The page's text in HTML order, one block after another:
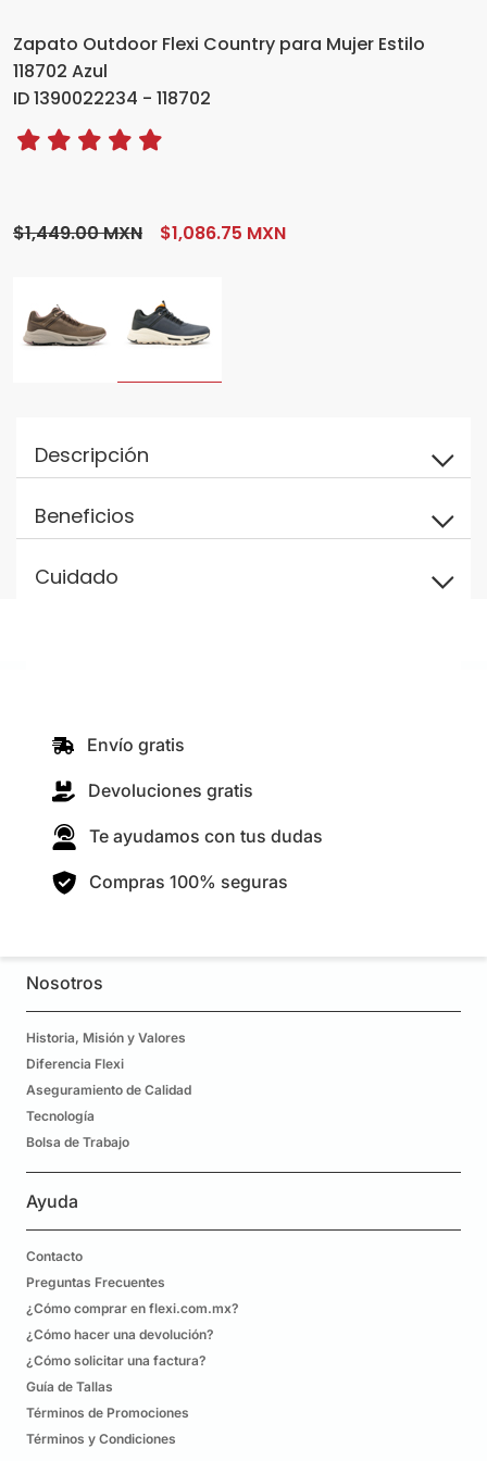
Zapato Outdoor Flexi Country para Mujer Estilo
118702 Azul
ID 1390022234 - 118702
$1,449.00 MXN $1,086.75 MXN
Descripción
Beneficios
Cuidado
Envío gratis
Devoluciones gratis
Te ayudamos con tus dudas
Compras 100% seguras
Nosotros
Historia, Misión y Valores
Diferencia Flexi
Aseguramiento de Calidad
Tecnología
Bolsa de Trabajo
Ayuda
Contacto
Preguntas Frecuentes
¿Cómo comprar en flexi.com.mx?
¿Cómo hacer una devolución?
¿Cómo solicitar una factura?
Guía de Tallas
Términos de Promociones
Términos y Condiciones